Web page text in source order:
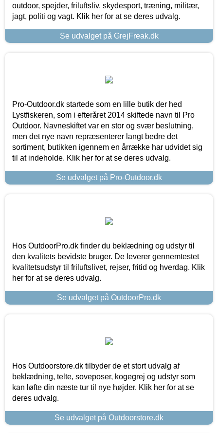
outdoor, spejder, friluftsliv, skydesport, træning, militær,
jagt, politi og vagt. Klik her for at se deres udvalg.
Se udvalget på GrejFreak.dk
Pro-Outdoor.dk startede som en lille butik der hed
Lystfiskeren, som i efteråret 2014 skiftede navn til Pro
Outdoor. Navneskiftet var en stor og svær beslutning,
men det nye navn repræsenterer langt bedre det
sortiment, butikken igennem en årrække har udvidet sig
til at indeholde. Klik her for at se deres udvalg.
Se udvalget på Pro-Outdoor.dk
Hos OutdoorPro.dk finder du beklædning og udstyr til
den kvalitets bevidste bruger. De leverer gennemtestet
kvalitetsudstyr til friluftslivet, rejser, fritid og hverdag. Klik
her for at se deres udvalg.
Se udvalget på OutdoorPro.dk
Hos Outdoorstore.dk tilbyder de et stort udvalg af
beklædning, telte, soveposer, kogegrej og udstyr som
kan løfte din næste tur til nye højder. Klik her for at se
deres udvalg.
Se udvalget på Outdoorstore.dk